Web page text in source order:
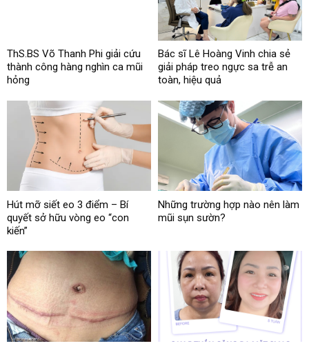
ThS.BS Võ Thanh Phi giải cứu
thành công hàng nghìn ca mũi
hỏng
Bác sĩ Lê Hoàng Vinh chia sẻ
giải pháp treo ngực sa trễ an
toàn, hiệu quả
Hút mỡ siết eo 3 điểm – Bí
quyết sở hữu vòng eo “con
kiến”
Những trường hợp nào nên làm
mũi sụn sườn?